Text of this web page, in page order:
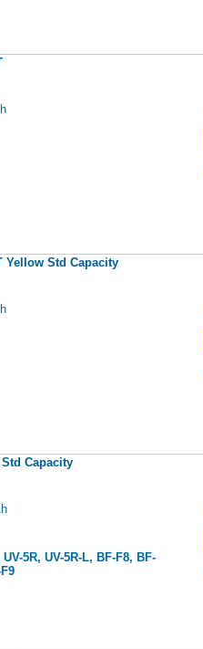
Yellow Std Capacity
Std Capacity
5R, UV-5R-L, BF-F8, BF-